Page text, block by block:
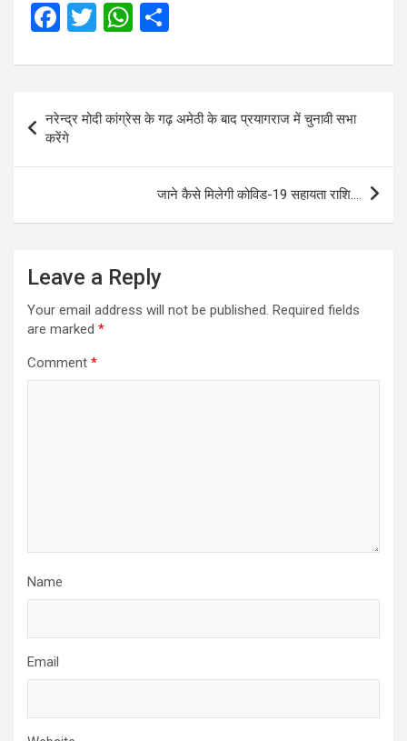
F
ce
o
o
T
tt
er
W
at
s
A
p
ar
Post
navigation
नरेन्द्र मोदी कांग्रेस के गढ़ अमेठी के बाद प्रयागराज में चुनावी सभा
करेंगे
जाने कैसे मिलेगी कोविड-19 सहायता राशि….
Leave a Reply
Your email address will not be published. Required fields
are marked *
Comment *
Name
Email